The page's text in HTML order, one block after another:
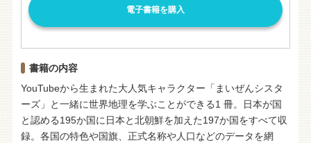
電子書籍を購入
書籍の内容
YouTubeから生まれた大人気キャラクター「まいぜんシスタ
ーズ」と一緒に世界地理を学ぶことができる1 冊。日本が国
と認める195か国に日本と北朝鮮を加えた197か国をすべて収
録。各国の特色や国旗、正式名称や人口などのデータを網